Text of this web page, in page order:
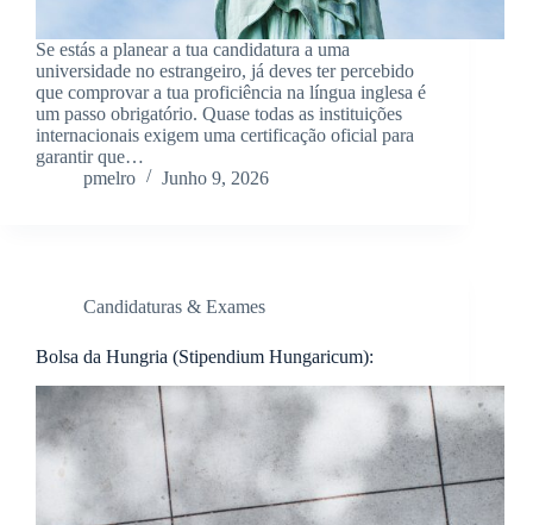
Se estás a planear a tua candidatura a uma
universidade no estrangeiro, já deves ter percebido
que comprovar a tua proficiência na língua inglesa é
um passo obrigatório. Quase todas as instituições
internacionais exigem uma certificação oficial para
garantir que…
pmelro
Junho 9, 2026
Candidaturas & Exames
Bolsa da Hungria (Stipendium Hungaricum):